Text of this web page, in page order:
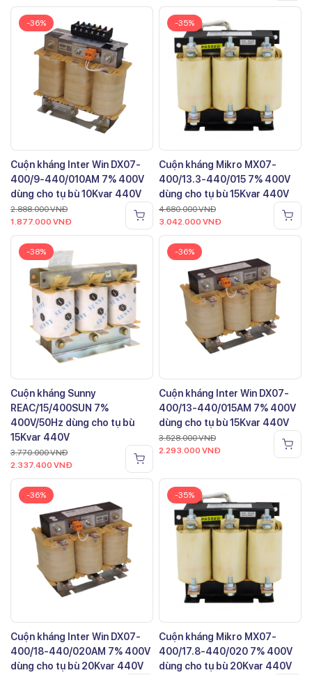
-36%
Cuộn kháng Inter Win DX07-
400/9-440/010AM 7% 400V
dùng cho tụ bù 10Kvar 440V
2.888.000VNĐ
1.877.000 VNĐ
-35%
Cuộn kháng Mikro MX07-
400/13.3-440/015 7% 400V
dùng cho tụ bù 15Kvar 440V
4.680.000VNĐ
3.042.000 VNĐ
-38%
Cuộn kháng Sunny
REAC/15/400SUN 7%
400V/50Hz dùng cho tụ bù
15Kvar 440V
3.770.000VNĐ
2.337.400 VNĐ
-36%
Cuộn kháng Inter Win DX07-
400/13-440/015AM 7% 400V
dùng cho tụ bù 15Kvar 440V
3.528.000VNĐ
2.293.000 VNĐ
-36%
Cuộn kháng Inter Win DX07-
400/18-440/020AM 7% 400V
dùng cho tụ bù 20Kvar 440V
-35%
Cuộn kháng Mikro MX07-
400/17.8-440/020 7% 400V
dùng cho tụ bù 20Kvar 440V